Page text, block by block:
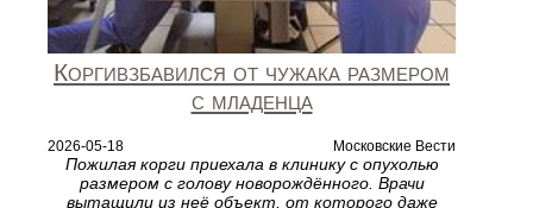
Коргивзбавился от чужака размером
с младенца
2026-05-18 Московские Вести
Пожилая корги приехала в клинику с опухолью
размером с голову новорождённого. Врачи
вытащили из неё объект, от которого даже